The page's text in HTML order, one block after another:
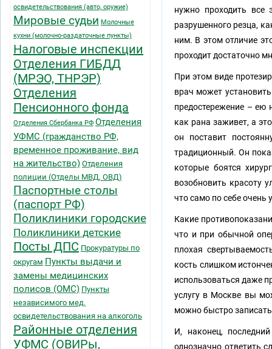
нужно проходить все
разрушенного резца,
ним. В этом отличие
проходит достаточно
При этом виде
врач может
предостережение – ею
как рана заживет, а
он поставит
традиционный. Он
которые боятся
возобновить красоту
что само по себе очень
Какие
что и при обычной
плохая
кость слишком
использоваться даже
услугу в Москве вы
можно быстро
И, наконец,
однозначно ответить
освидетельствования (авто, оружие)
Мировые судьи Молочные
кухни (молочно-раздаточные пункты)
Налоговые инспекции
Отделения ГИБДД
(МРЭО, ТНРЭР)
Отделения
Пенсионного фонда
Отделения Сбербанка РФ Отделения
УФМС (гражданство РФ,
временное проживание, вид
на жительство) Отделения
полиции (Отделы МВД, ОВД)
Паспортные столы
(паспорт РФ)
Поликлиники городские
Поликлиники детские
Посты ДПС Прокуратуры по
округам Пункты выдачи и
замены медицинских
полисов (ОМС) Пункты
независимого мед.
освидетельствования на алкоголь
Районные отделения
УФМС (ОВИРы,